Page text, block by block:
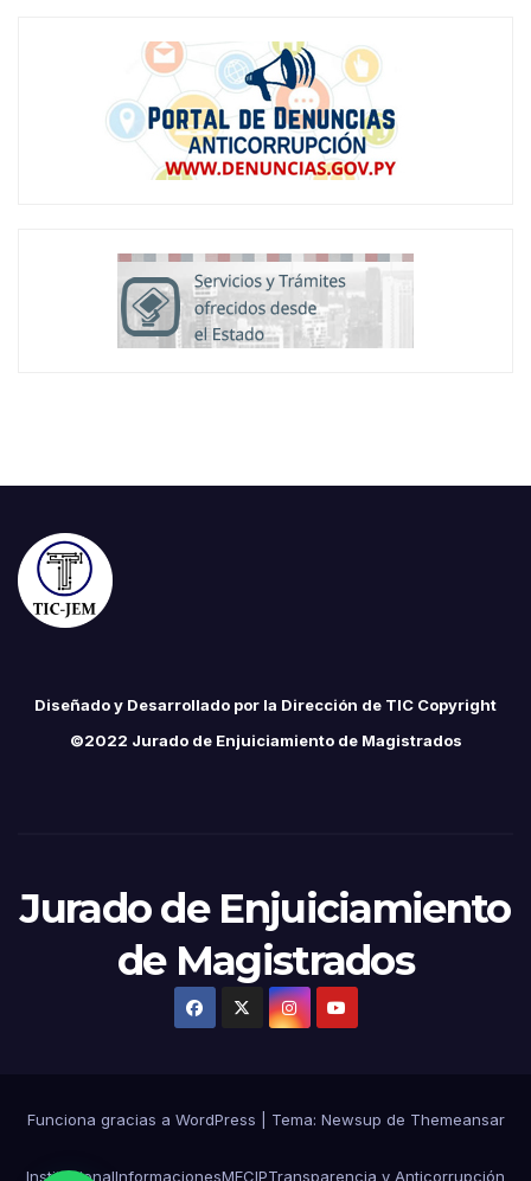
Diseñado y Desarrollado por la Dirección de TIC Copyright
©2022 Jurado de Enjuiciamiento de Magistrados
Jurado de Enjuiciamiento
de Magistrados
Funciona gracias a WordPress Tema: Newsup de Themeansar
InstitucionalInformacionesMECIPTransparencia y Anticorrupción